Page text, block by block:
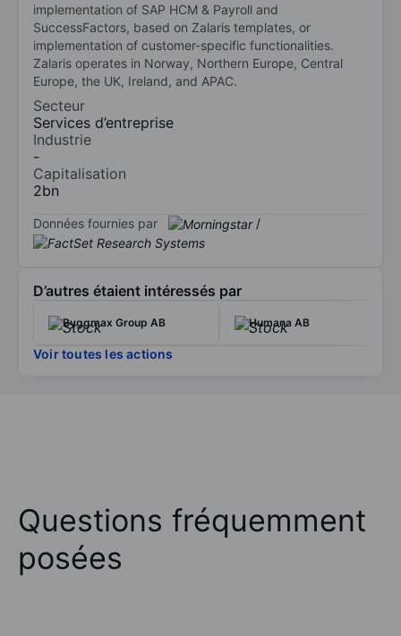
implementation of SAP HCM & Payroll and
SuccessFactors, based on Zalaris templates, or
implementation of customer-specific functionalities.
Zalaris operates in Norway, Northern Europe, Central
Europe, the UK, Ireland, and APAC.
Secteur
Services d’entreprise
Industrie
-
Capitalisation
2bn
Données fournies par /
D’autres étaient intéressés par
Byggmax Group AB Humana AB
Voir toutes les actions
Questions fréquemment
posées